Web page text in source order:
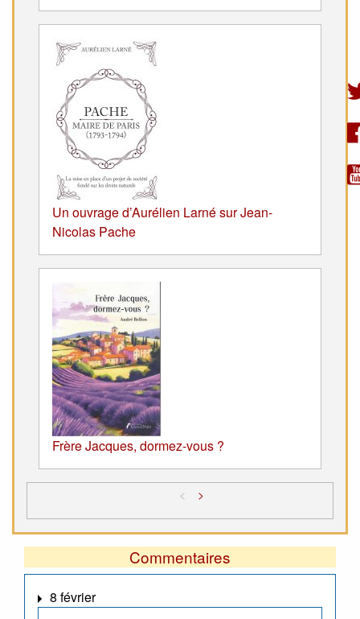
Un ouvrage d’Aurélien Larné sur Jean-
Nicolas Pache
Frère Jacques, dormez-vous ?
< >
Commentaires
8 février